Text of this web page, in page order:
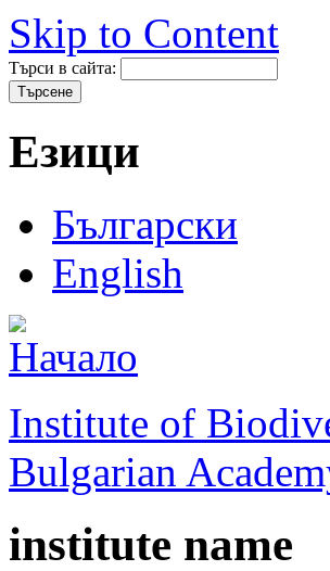
Skip to Content
Търси в сайта:
Езици
Български
English
Institute of
Bulgarian
institute name